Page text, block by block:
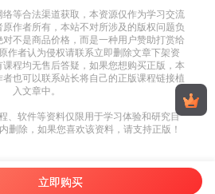
等合法渠道获取，本资源仅作为学习交流
作者所有，本站不对所涉及的版权问题负
不是商品价格，而是一种用户赞助打赏给
作者认为侵权请联系立即删除文章下架资
程均无售后答疑，如果您想购买正版，本
也可以联系站长将自己的正版课程链接植
入文章中。
、软件等资料仅限用于学习体验和研究目
删除，如果您喜欢该资料，请支持正版！
立即购买